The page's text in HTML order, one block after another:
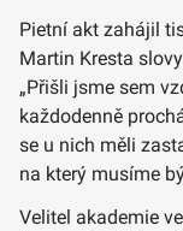
Pietní akt zahájil
Martin Kresta
„Přišli jsme sem
každodenně
se u nich měli
na který musíme
Velitel akademie